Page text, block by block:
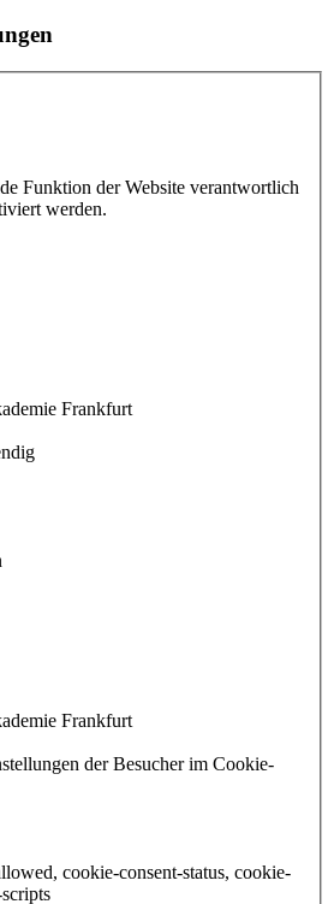
Funktion der Website verantwortlich
werden.
Frankfurt
Frankfurt
der Besucher im Cookie-
cookie-consent-status, cookie-